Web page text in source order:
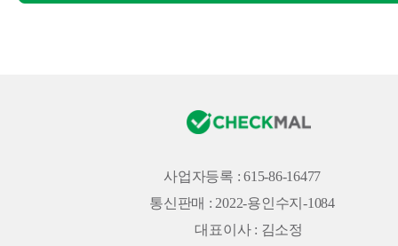
사업자등록 : 615-86-16477
통신판매 : 2022-용인수지-1084
대표이사 : 김소정